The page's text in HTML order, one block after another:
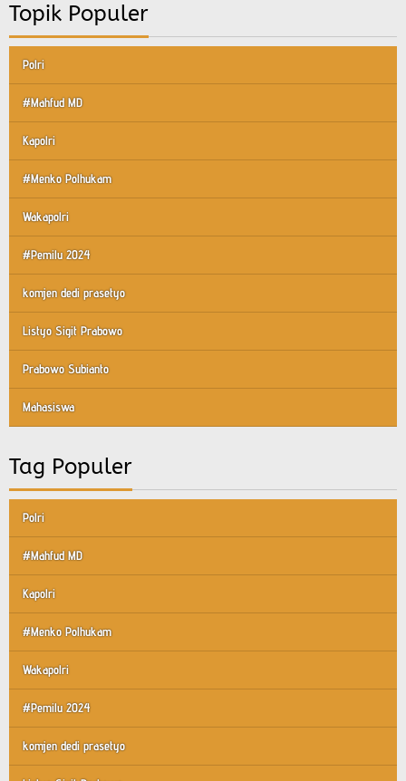
Topik Populer
Polri
#Mahfud MD
Kapolri
#Menko Polhukam
Wakapolri
#Pemilu 2024
komjen dedi prasetyo
Listyo Sigit Prabowo
Prabowo Subianto
Mahasiswa
Tag Populer
Polri
#Mahfud MD
Kapolri
#Menko Polhukam
Wakapolri
#Pemilu 2024
komjen dedi prasetyo